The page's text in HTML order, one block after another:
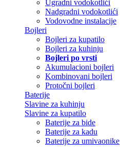
Ugradni vodokotlići
Nadgradni vodokotlići
Vodovodne instalacije
Bojleri
Bojleri za kupatilo
Bojleri za kuhinju
Bojleri po vrsti
Akumulacioni bojleri
Kombinovani bojleri
Protočni bojleri
Baterije
Slavine za kuhinju
Slavine za kupatilo
Baterije za bide
Baterije za kadu
Baterije za umivaonike